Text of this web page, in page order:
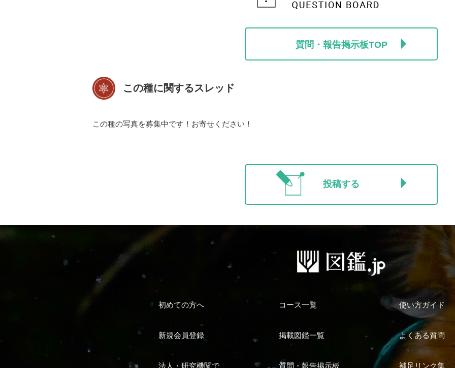
質問・報告掲示板TOP
この種に関するスレッド
この種の写真を募集中です！お寄せください！
投稿する
初めての方へ コース一覧 使い方ガイド
新規会員登録 掲載図鑑一覧 よくある質問
法人・研究機関で 質問・報告掲示板 補足リンク集